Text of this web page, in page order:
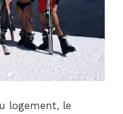
logement, le